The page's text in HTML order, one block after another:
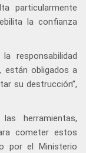
particularmente
la confianza
responsabilidad
están obligados a
su destrucción”,
herramientas,
cometer estos
por el Ministerio